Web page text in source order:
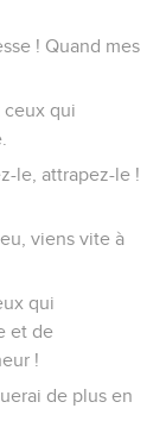
! Quand mes
ceux qui
le, attrapez-le !
viens vite à
qui
et de
!
de plus en